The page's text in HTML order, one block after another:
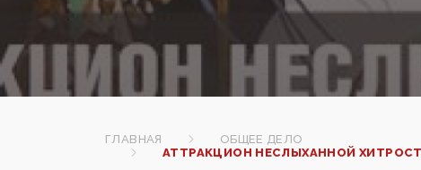
ГЛАВНАЯ
ОБЩЕЕ ДЕЛО
АТТРАКЦИОН НЕСЛЫХАННОЙ